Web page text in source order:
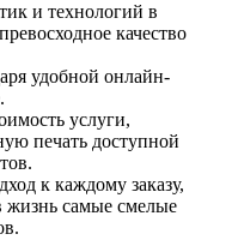
и технологий в
качество
удобной онлайн-
услуги,
печать доступной
к каждому заказу,
жизнь самые смелые